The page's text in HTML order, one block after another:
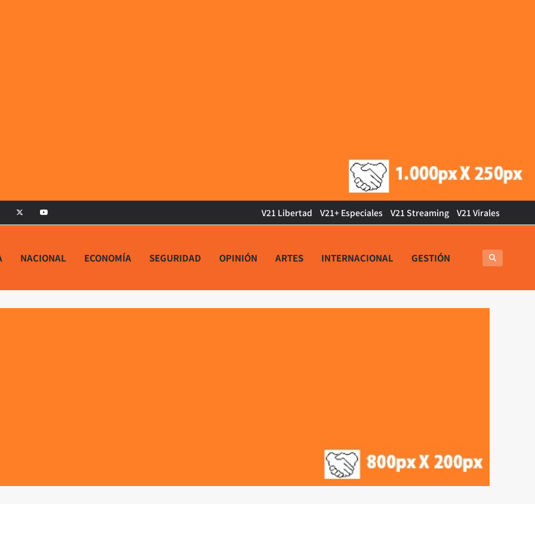
V21 Libertad V21+ Especiales V21 Streaming V21 Virales
NACIONAL ECONOMÍA SEGURIDAD OPINIÓN ARTES INTERNACIONAL GESTIÓN